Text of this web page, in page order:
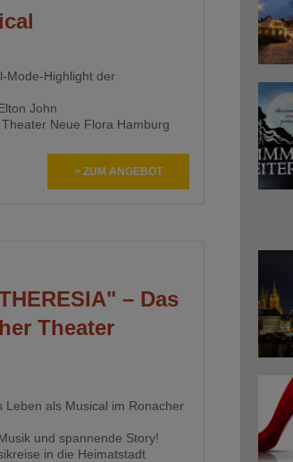
Mode-Highlight der
John
Neue Flora Hamburg
> ZUM ANGEBOT
– Das
Theater
als Musical im Ronacher
und spannende Story!
in die Heimatstadt